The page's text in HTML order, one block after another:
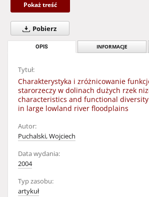
Pokaż treść
Pobierz
OPIS INFORMACJE
Tytuł:
Charakterystyka i zróżnicowanie
starorzeczy w dolinach dużych rzek
characteristics and functional
in large lowland river floodplains
Autor:
Puchalski, Wojciech
Data wydania:
2004
Typ zasobu:
artykuł